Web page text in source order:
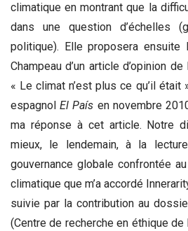
climatique en montrant que la
dans une question d’échelles
politique). Elle proposera ensuite
Champeau d’un article d’opinion
« Le climat n’est plus ce qu’il était
espagnolElPaís en novembre
ma réponse à cet article. Notre
mieux, le lendemain, à la
gouvernance globale confrontée
climatique que m’a accordé
suivie par la contribution au
(Centre de recherche en éthique de